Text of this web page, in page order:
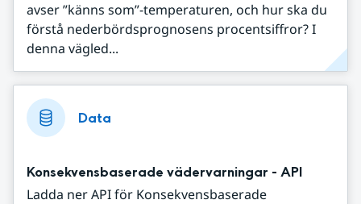
avser ”känns som”-temperaturen, och hur ska du
förstå nederbördsprognosens procentsiffror? I
denna vägled...
Data
Konsekvensbaserade vädervarningar - API
Ladda ner API för Konsekvensbaserade